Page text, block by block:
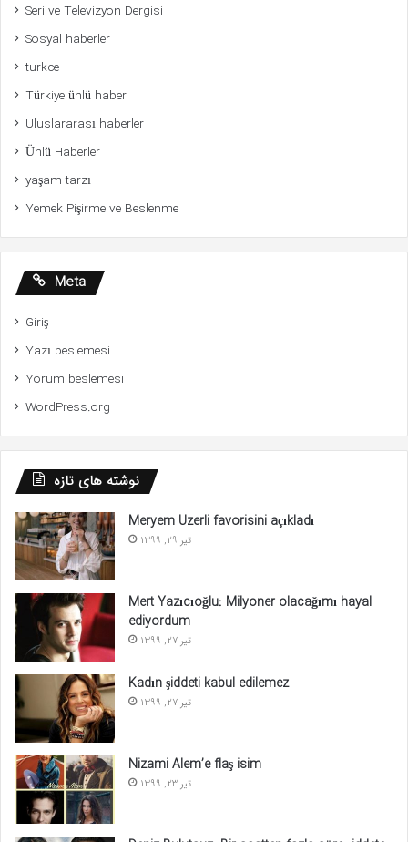
Seri ve Televizyon Dergisi
Sosyal haberler
turkce
Türkiye ünlü haber
Uluslararası haberler
Ünlü Haberler
yaşam tarzı
Yemek Pişirme ve Beslenme
Meta
Giriş
Yazı beslemesi
Yorum beslemesi
WordPress.org
نوشته های تازه
Meryem Uzerli favorisini açıkladı
تیر 29, 1399
Mert Yazıcıoğlu: Milyoner olacağımı hayal
ediyordum
تیر 27, 1399
Kadın şiddeti kabul edilemez
تیر 27, 1399
Nizami Alem’e flaş isim
تیر 23, 1399